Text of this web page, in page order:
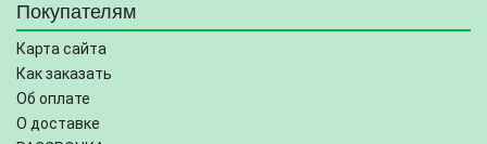
Покупателям
Карта сайта
Как заказать
Об оплате
О доставке